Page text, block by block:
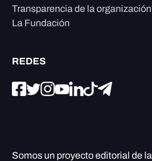
Transparencia de la organización
La Fundación
REDES
Somos un proyecto editorial de la